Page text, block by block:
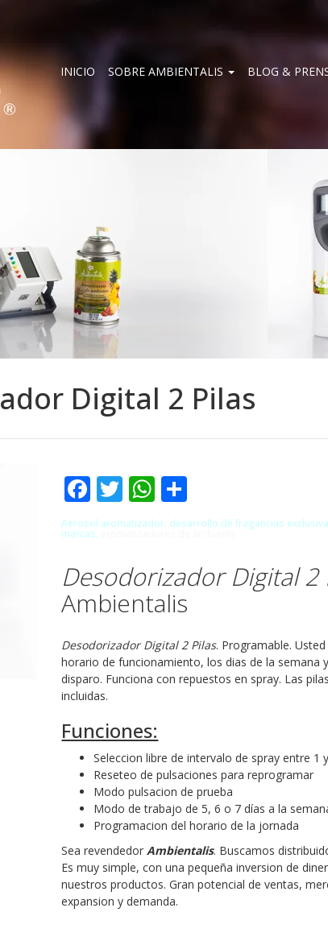
INICIO SOBRE AMBIENTALIS BLOG &
Digital 2 Pilas
Facebook
TwitterWhatsApp
Aerosol aromatizador. desarrollo de fragancias
marcas,
Desodorizador Digital 2
Ambientalis
Desodorizador Digital 2 Pilas. Programable.
horario de funcionamiento, los dias de la semana
disparo. Funciona con repuestos en spray. Las
incluidas.
Funciones:
Seleccion libre de intervalo de spray entre 1
Reseteo de pulsaciones para reprogramar
Modo pulsacion de prueba
Modo de trabajo de 5, 6 o 7 días a la
Programacion del horario de la jornada
Sea revendedorAmbientalis. Buscamos
Es muy simple, con una pequeña inversion de
nuestros productos. Gran potencial de ventas,
expansion y demanda.